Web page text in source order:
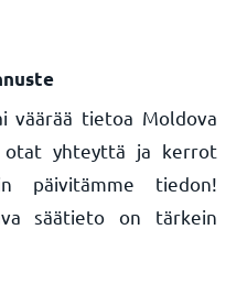
väärää tietoa Moldova
otat yhteyttä ja kerrot
päivitämme tiedon!
säätieto on tärkein